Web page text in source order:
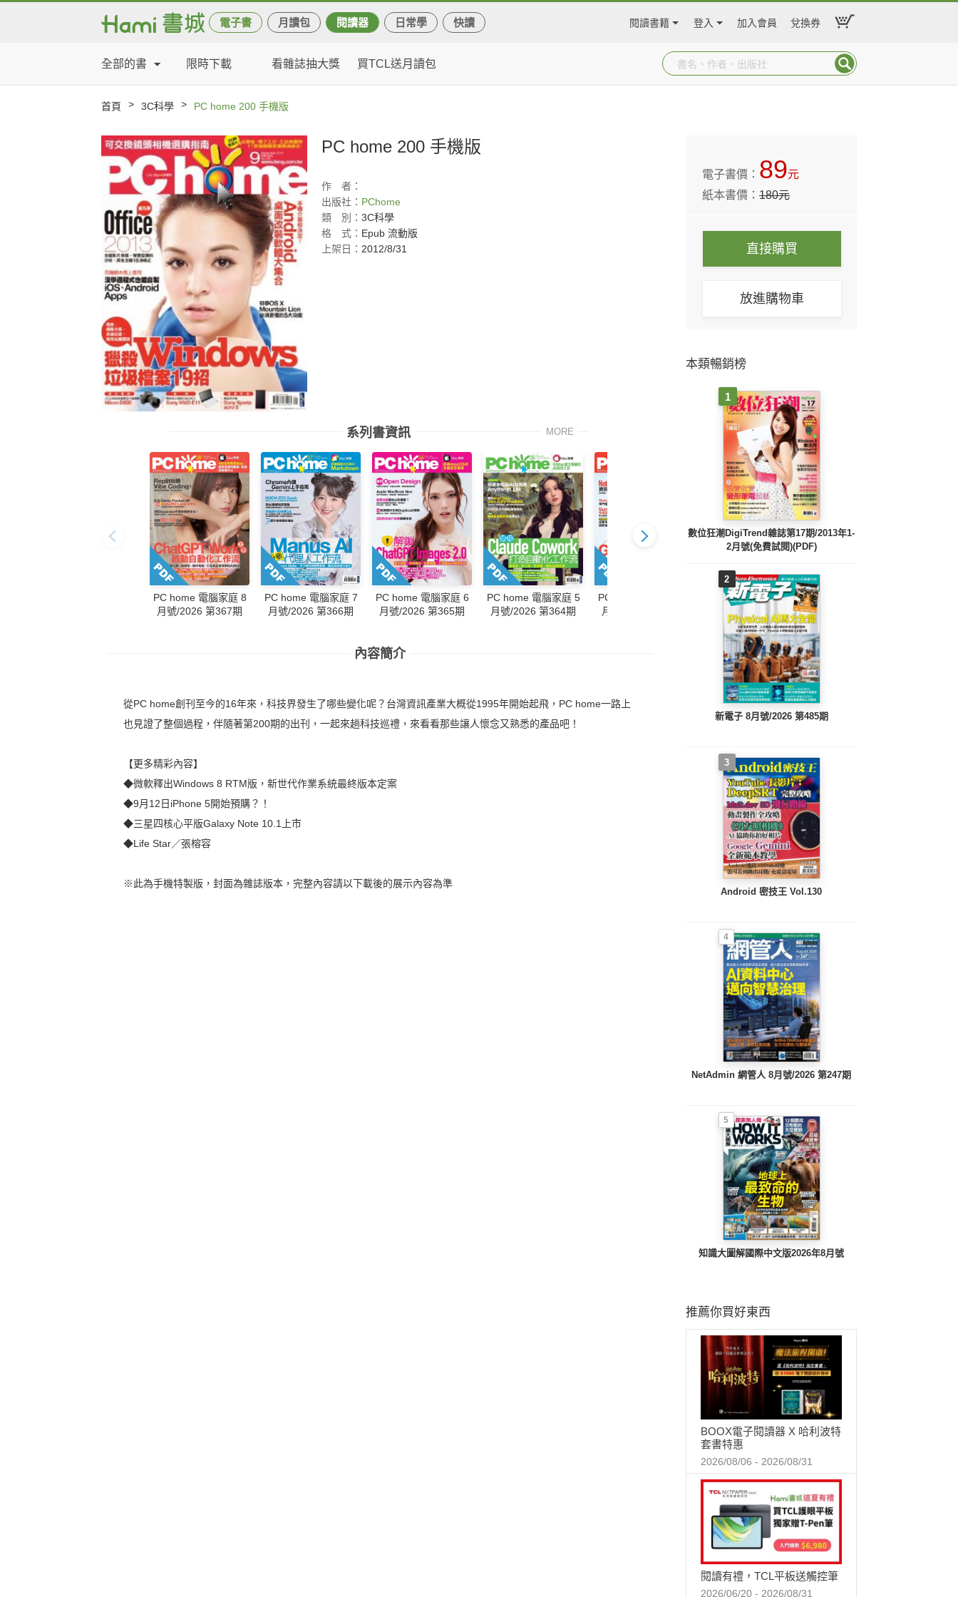
電子書 月讀包 閱讀器 日常學 快讀 閱讀書籍 登入 加入會員 兌換券
全部的書 限時下載 看雜誌抽大獎 買TCL送月讀包
首頁 > 3C科學 > PC home 200 手機版
PC home 200 手機版
作
者：
出版社： PChome
類
別： 3C科學
格
式： Epub 流動版
上架日： 2012/8/31
系列書資訊 MORE
PC home 電腦家庭 8
月號/2026 第367期
PC home 電腦家庭 7
月號/2026 第366期
PC home 電腦家庭 6
月號/2026 第365期
PC home 電腦家庭 5
月號/2026 第364期
PC home 電腦家庭 4
月號/2026 第363期
PC home 電腦家庭 3
月號/2026 第362期
內容簡介
從PC home創刊至今的16年來，科技界發生了哪些變化呢？台灣資訊產業大概從1995年開始起飛，PC home一路上
也見證了整個過程，伴隨著第200期的出刊，一起來趟科技巡禮，來看看那些讓人懷念又熟悉的產品吧！
【更多精彩內容】
◆微軟釋出Windows 8 RTM版，新世代作業系統最終版本定案
◆9月12日iPhone 5開始預購？！
◆三星四核心平版Galaxy Note 10.1上市
◆Life Star／張榕容
※此為手機特製版，封面為雜誌版本，完整內容請以下載後的展示內容為準
電子書價： 89元
紙本書價：180元
直接購買
放進購物車
本類暢銷榜
1
數位狂潮DigiTrend雜誌第17期/2013年1-
2月號(免費試閱)(PDF)
2
新電子 8月號/2026 第485期
3
Android 密技王 Vol.130
4
NetAdmin 網管人 8月號/2026 第247期
5
知識大圖解國際中文版2026年8月號
推薦你買好東西
BOOX電子閱讀器 X 哈利波特
套書特惠
2026/08/06 - 2026/08/31
閱讀有禮，TCL平板送觸控筆
2026/06/20 - 2026/08/31